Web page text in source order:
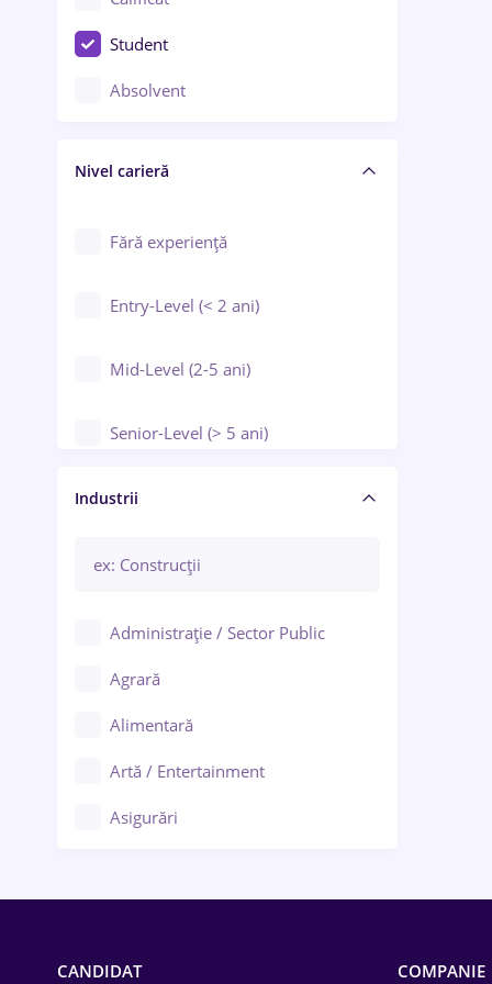
Construcții / Instalații
Controlul calității
Educație / Training / Arte
Student
Absolvent
Nivel carieră
Fără experiență
Entry-Level (< 2 ani)
Mid-Level (2-5 ani)
Senior-Level (> 5 ani)
Manager / Executiv
Industrii
Administrație / Sector Public
Agrară
Alimentară
Artă / Entertainment
Asigurări
CANDIDAT COMPANIE